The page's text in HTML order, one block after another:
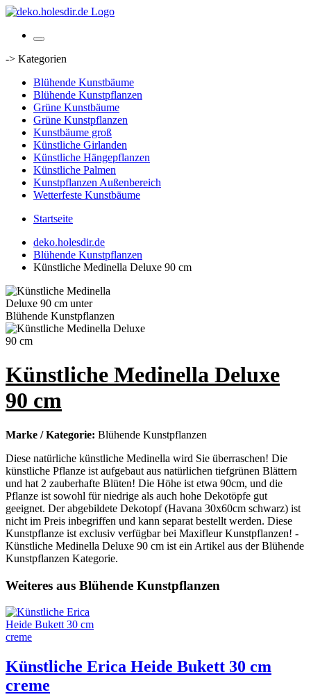
-> Kategorien
Blühende Kunstbäume
Blühende Kunstpflanzen
Grüne Kunstbäume
Grüne Kunstpflanzen
Kunstbäume groß
Künstliche Girlanden
Künstliche Hängepflanzen
Künstliche Palmen
Kunstpflanzen Außenbereich
Wetterfeste Kunstbäume
Startseite
deko.holesdir.de
Blühende Kunstpflanzen
Künstliche Medinella Deluxe 90 cm
Künstliche Medinella Deluxe
90 cm
Marke / Kategorie: Blühende Kunstpflanzen
Diese natürliche künstliche Medinella wird Sie überraschen! Die
künstliche Pflanze ist aufgebaut aus natürlichen tiefgrünen Blättern
und hat 2 zauberhafte Blüten! Die Höhe ist etwa 90cm, und die
Pflanze ist sowohl für niedrige als auch hohe Dekotöpfe gut
geeignet. Der abgebildete Dekotopf (Havana 30x60cm schwarz) ist
nicht im Preis inbegriffen und kann separat bestellt werden. Diese
Kunstpflanze ist exclusiv verfügbar bei Maxifleur Kunstpflanzen! -
Künstliche Medinella Deluxe 90 cm ist ein Artikel aus der Blühende
Kunstpflanzen Kategorie.
Weiteres aus Blühende Kunstpflanzen
Künstliche Erica Heide Bukett 30 cm
creme